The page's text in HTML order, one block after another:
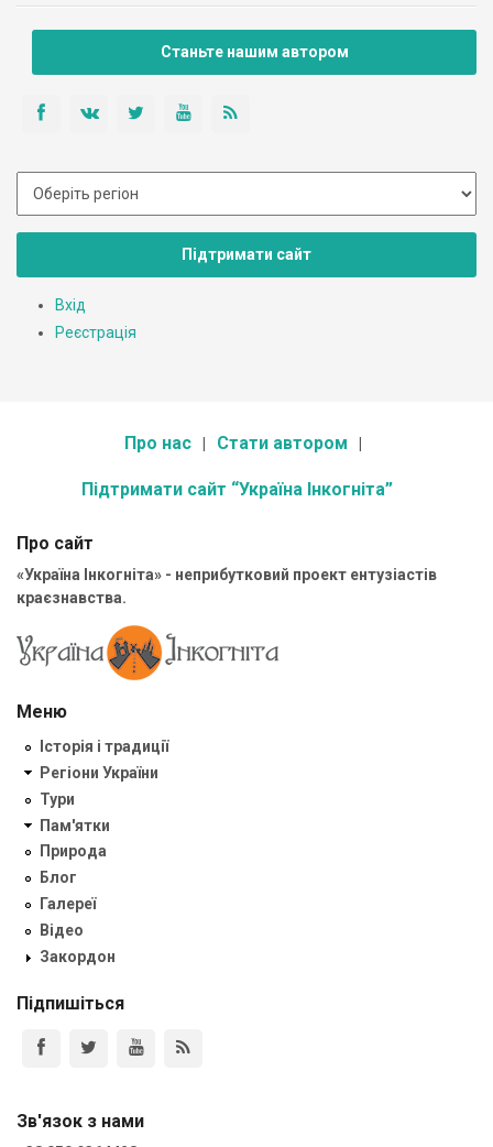
Станьте нашим автором
Підтримати сайт
Вхід
Реєстрація
Про нас Стати автором
Підтримати сайт “Україна Інкогніта”
Про сайт
«Україна Інкогніта» - неприбутковий проект ентузіастів
краєзнавства.
Меню
Історія і традиції
Регіони України
Тури
Пам'ятки
Природа
Блог
Галереї
Відео
Закордон
Підпишіться
Зв'язок з нами